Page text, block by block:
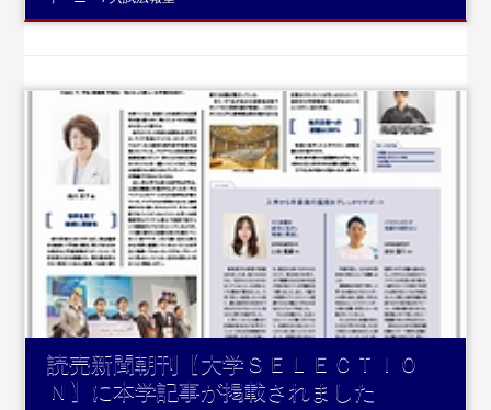
...続きを読む
読売新聞朝刊【大学ＳＥＬＥＣＴＩＯ
Ｎ】に本学記事が掲載されました